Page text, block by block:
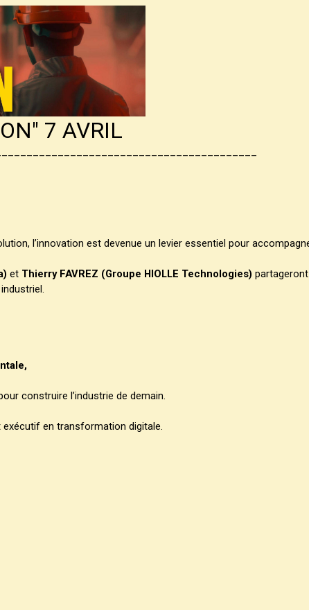
7 AVRIL
l’innovation est devenue un levier essentiel pour
et Thierry FAVREZ (Groupe HIOLLE Technologies)
construire l’industrie de demain.
exécutif en transformation digitale.